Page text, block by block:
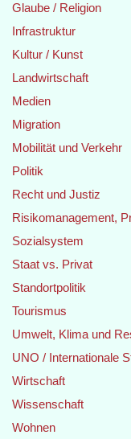
Glaube / Religion
Infrastruktur
Kultur / Kunst
Landwirtschaft
Medien
Migration
Mobilität und Verkehr
Politik
Recht und Justiz
Risikomanagement,
Sozialsystem
Staat vs. Privat
Standortpolitik
Tourismus
Umwelt, Klima und
UNO / Internationale
Wirtschaft
Wissenschaft
Wohnen